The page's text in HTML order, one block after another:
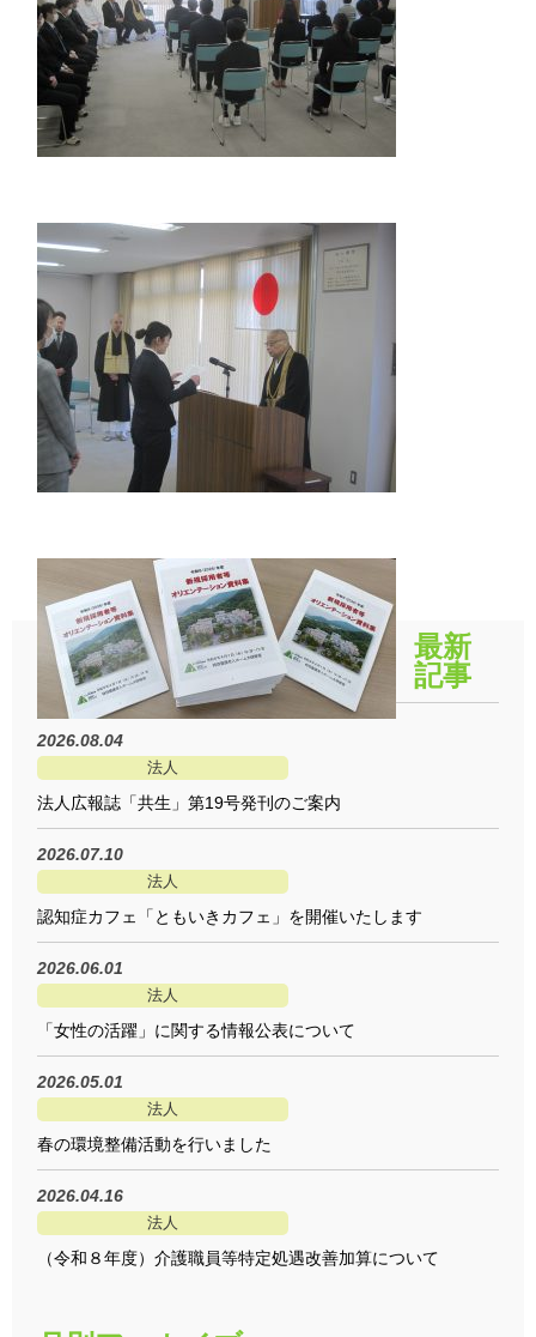
最新
記事
2026.08.04
法人
法人広報誌「共生」第19号発刊のご案内
2026.07.10
法人
認知症カフェ「ともいきカフェ」を開催いたします
2026.06.01
法人
「女性の活躍」に関する情報公表について
2026.05.01
法人
春の環境整備活動を行いました
2026.04.16
法人
（令和８年度）介護職員等特定処遇改善加算について